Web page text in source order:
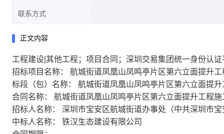
联系方式
正文内容
工程建设|其他工程；项目合同；深圳交易集团统一身份认证
招标项目名称： 航城街道凤凰山凤鸣亭片区第六立面提升工
标段（包）名称： 航城街道凤凰山凤鸣亭片区第六立面提升
合同名称： 航城街道凤凰山凤鸣亭片区第六立面提升工程施
招标人名称： 深圳市宝安区航城街道办事处（中共深圳市
中标人名称： 铁汉生态建设有限公司